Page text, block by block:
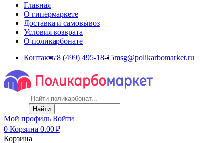
Главная
О гипермаркете
Доставка и самовывоз
Условия возврата
О поликарбонате
Контакты8 (499) 495-18-15msg@polikarbomarket.ru
Найти
Мой профиль Войти
0 Корзина 0.00 ₽
Корзина